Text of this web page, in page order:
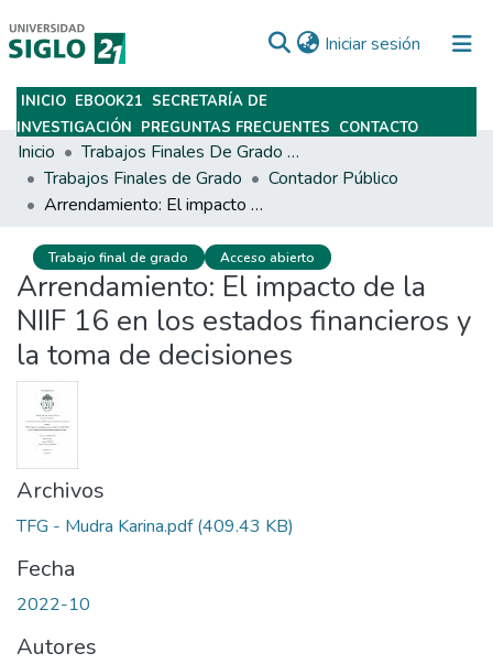
Iniciar sesión (current)
Subir
INICIO EBOOK21 SECRETARÍA DE
INVESTIGACIÓN PREGUNTAS FRECUENTES CONTACTO
Inicio
Trabajos Finales De Grado Y Posgrado
Trabajos Finales de Grado
Contador Público
Arrendamiento: El impacto de la NIIF 16 en los estados financieros y la toma de decisiones
Trabajo final de grado Acceso abierto
Arrendamiento: El impacto de la
NIIF 16 en los estados financieros y
la toma de decisiones
Archivos
TFG - Mudra Karina.pdf(409.43 KB)
Fecha
2022-10
Autores